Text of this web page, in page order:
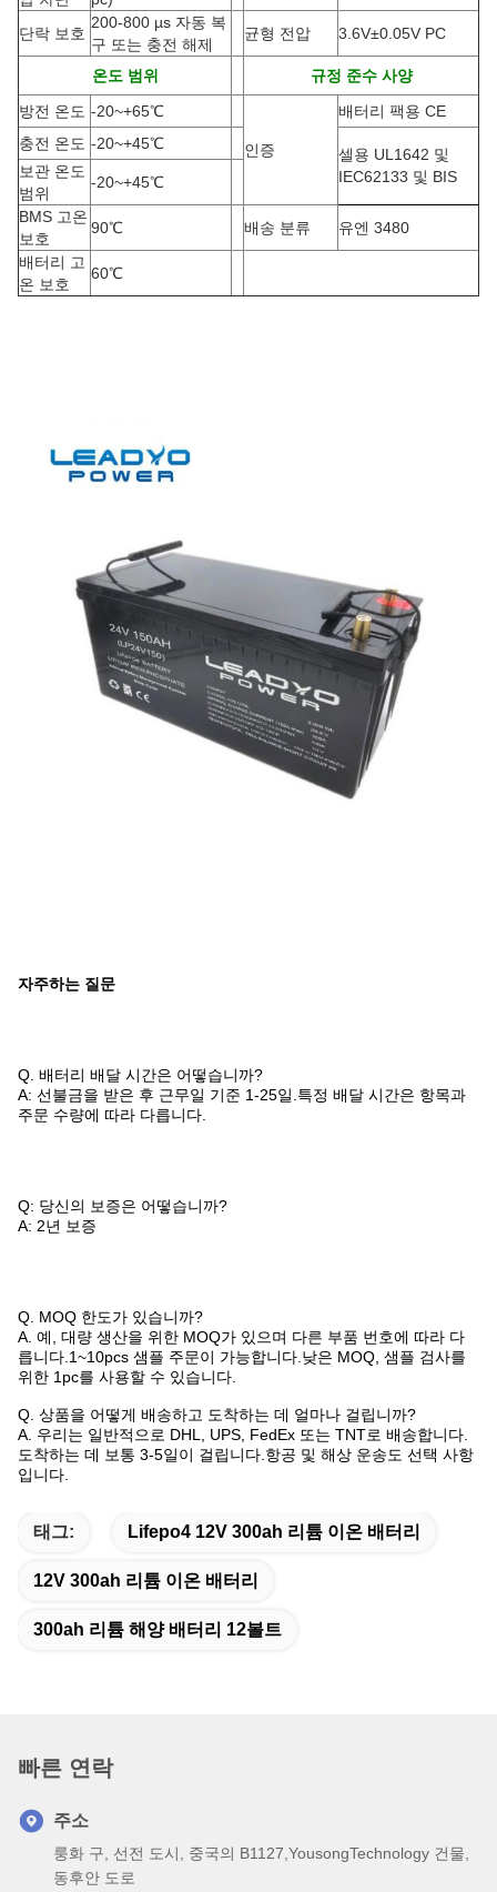
단락 보호
200-800 µs 자동 복
구 또는 충전 해제
균형 전압 3.6V±0.05V PC
온도 범위
규정 준수 사양
방전 온도 -20~+65℃
인증
배터리 팩용 CE
충전 온도 -20~+45℃
셀용 UL1642 및
IEC62133 및 BIS
보관 온도
범위
-20~+45℃
BMS 고온
보호
90℃ 배송 분류
유엔 3480
배터리 고
온 보호
60℃
자주하는 질문
Q. 배터리 배달 시간은 어떻습니까?
A: 선불금을 받은 후 근무일 기준 1-25일.특정 배달 시간은 항목과
주문 수량에 따라 다릅니다.
Q: 당신의 보증은 어떻습니까?
A: 2년 보증
Q. MOQ 한도가 있습니까?
A. 예, 대량 생산을 위한 MOQ가 있으며 다른 부품 번호에 따라 다
릅니다.1~10pcs 샘플 주문이 가능합니다.낮은 MOQ, 샘플 검사를
위한 1pc를 사용할 수 있습니다.
Q. 상품을 어떻게 배송하고 도착하는 데 얼마나 걸립니까?
A. 우리는 일반적으로 DHL, UPS, FedEx 또는 TNT로 배송합니다.
도착하는 데 보통 3-5일이 걸립니다.항공 및 해상 운송도 선택 사항
입니다.
태그: Lifepo4 12V 300ah 리튬 이온 배터리
12V 300ah 리튬 이온 배터리
300ah 리튬 해양 배터리 12볼트
빠른 연락
주소
룽화 구, 선전 도시, 중국의 B1127,YousongTechnology 건물,
동후안 도로